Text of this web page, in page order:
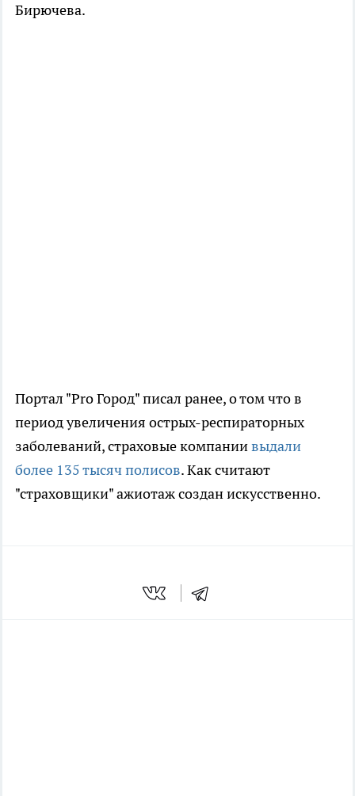
Бирючева.
Портал "Pro Город" писал ранее, о том что в
период увеличения острых-респираторных
заболеваний, страховые компаниивыдали
более 135 тысяч полисов. Как считают
"страховщики" ажиотаж создан искусственно.